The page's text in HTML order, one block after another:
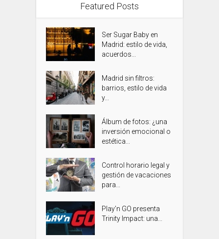
Featured Posts
Ser Sugar Baby en
Madrid: estilo de vida,
acuerdos...
Madrid sin filtros:
barrios, estilo de vida
y...
Álbum de fotos: ¿una
inversión emocional o
estética...
Control horario legal y
gestión de vacaciones
para...
Play’n GO presenta
Trinity Impact: una...